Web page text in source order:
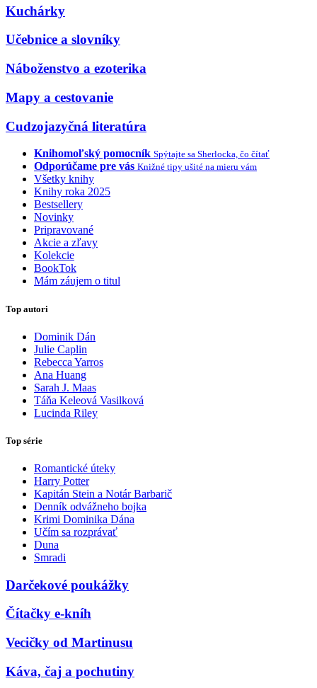
Kuchárky
Učebnice a slovníky
Náboženstvo a ezoterika
Mapy a cestovanie
Cudzojazyčná literatúra
Knihomoľský pomocník Spýtajte sa Sherlocka, čo čítať
Odporúčame pre vás Knižné tipy ušité na mieru vám
Všetky knihy
Knihy roka 2025
Bestsellery
Novinky
Pripravované
Akcie a zľavy
Kolekcie
BookTok
Mám záujem o titul
Top autori
Dominik Dán
Julie Caplin
Rebecca Yarros
Ana Huang
Sarah J. Maas
Táňa Keleová Vasilková
Lucinda Riley
Top série
Romantické úteky
Harry Potter
Kapitán Stein a Notár Barbarič
Denník odvážneho bojka
Krimi Dominika Dána
Učím sa rozprávať
Duna
Smradi
Darčekové poukážky
Čítačky e-kníh
Vecičky od Martinusu
Káva, čaj a pochutiny